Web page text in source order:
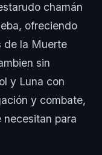
chamán
ofreciendo
de la Muerte
sin
y Luna con
y combate,
necesitan para